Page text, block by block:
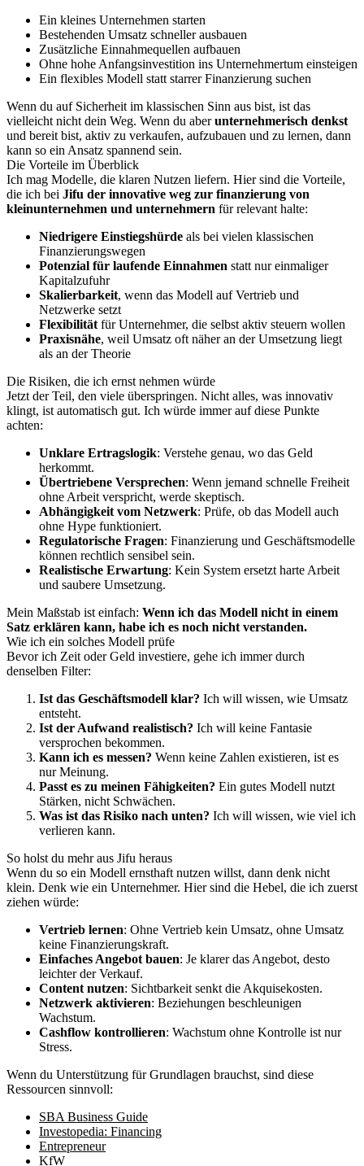
Ein kleines Unternehmen starten
Bestehenden Umsatz schneller ausbauen
Zusätzliche Einnahmequellen aufbauen
Ohne hohe Anfangsinvestition ins Unternehmertum einsteigen
Ein flexibles Modell statt starrer Finanzierung suchen
Wenn du auf Sicherheit im klassischen Sinn aus bist, ist das
vielleicht nicht dein Weg. Wenn du aberunternehmerisch denkst
und bereit bist, aktiv zu verkaufen, aufzubauen und zu lernen, dann
kann so ein Ansatz spannend sein.
Die Vorteile im Überblick
Ich mag Modelle, die klaren Nutzen liefern. Hier sind die Vorteile,
die ich bei Jifu der innovative weg zur finanzierung von
kleinunternehmen und unternehmern für relevant halte:
Niedrigere Einstiegshürde als bei vielen klassischen
Finanzierungswegen
Potenzial für laufende Einnahmen statt nur einmaliger
Kapitalzufuhr
Skalierbarkeit, wenn das Modell auf Vertrieb und
Netzwerke setzt
Flexibilität für Unternehmer, die selbst aktiv steuern wollen
Praxisnähe, weil Umsatz oft näher an der Umsetzung liegt
als an der Theorie
Die Risiken, die ich ernst nehmen würde
Jetzt der Teil, den viele überspringen. Nicht alles, was innovativ
klingt, ist automatisch gut. Ich würde immer auf diese Punkte
achten:
Unklare Ertragslogik: Verstehe genau, wo das Geld
herkommt.
Übertriebene Versprechen: Wenn jemand schnelle Freiheit
ohne Arbeit verspricht, werde skeptisch.
Abhängigkeit vom Netzwerk: Prüfe, ob das Modell auch
ohne Hype funktioniert.
Regulatorische Fragen: Finanzierung und Geschäftsmodelle
können rechtlich sensibel sein.
Realistische Erwartung: Kein System ersetzt harte Arbeit
und saubere Umsetzung.
Mein Maßstab ist einfach: Wenn ich das Modell nicht in einem
Satz erklären kann, habe ich es noch nicht verstanden.
Wie ich ein solches Modell prüfe
Bevor ich Zeit oder Geld investiere, gehe ich immer durch
denselben Filter:
Ist das Geschäftsmodell klar? Ich will wissen, wie Umsatz
entsteht.
Ist der Aufwand realistisch? Ich will keine Fantasie
versprochen bekommen.
Kann ich es messen? Wenn keine Zahlen existieren, ist es
nur Meinung.
Passt es zu meinen Fähigkeiten? Ein gutes Modell nutzt
Stärken, nicht Schwächen.
Was ist das Risiko nach unten? Ich will wissen, wie viel ich
verlieren kann.
So holst du mehr aus Jifu heraus
Wenn du so ein Modell ernsthaft nutzen willst, dann denk nicht
klein. Denk wie ein Unternehmer. Hier sind die Hebel, die ich zuerst
ziehen würde:
Vertrieb lernen: Ohne Vertrieb kein Umsatz, ohne Umsatz
keine Finanzierungskraft.
Einfaches Angebot bauen: Je klarer das Angebot, desto
leichter der Verkauf.
Content nutzen: Sichtbarkeit senkt die Akquisekosten.
Netzwerk aktivieren: Beziehungen beschleunigen
Wachstum.
Cashflow kontrollieren: Wachstum ohne Kontrolle ist nur
Stress.
Wenn du Unterstützung für Grundlagen brauchst, sind diese
Ressourcen sinnvoll:
SBA Business Guide
Investopedia: Financing
Entrepreneur
KfW